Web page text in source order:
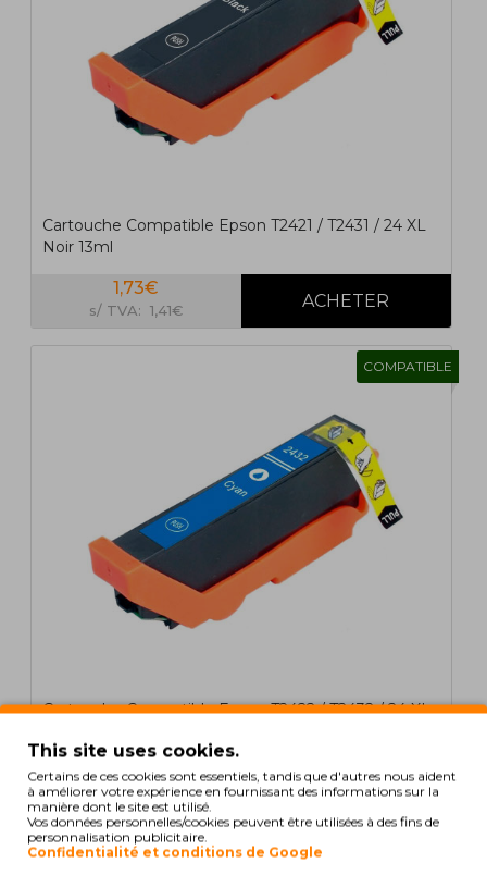
Cartouche Compatible Epson T2421 / T2431 / 24 XL
Noir 13ml
1,73€
s/ TVA: 1,41€
COMPATIBLE
Cartouche Compatible Epson T2422 / T2432 / 24 XL
1,73€
s/ TVA: 1,41€
This site uses cookies.
Certains de ces cookies sont essentiels, tandis que d'autres nous aident
à améliorer votre expérience en fournissant des informations sur la
manière dont le site est utilisé.
Vos données personnelles/cookies peuvent être utilisées à des fins de
personnalisation publicitaire.
Confidentialité et conditions de Google